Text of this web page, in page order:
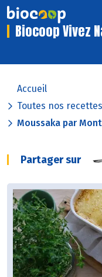
Biocoop Vivez
Accueil
Toutes nos recettes
Moussaka par
Partager sur